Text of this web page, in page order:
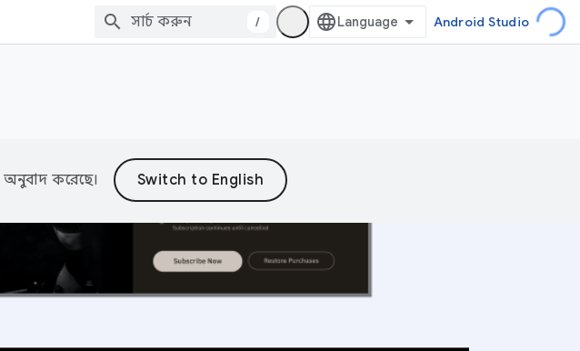
/ Android Studio
অনুবাদ করেছে।